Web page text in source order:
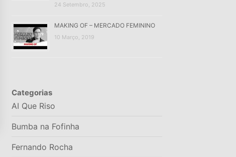
24 Setembro, 2025
MAKING OF – MERCADO FEMININO
10 Março, 2019
Categorias
AI Que Riso
Bumba na Fofinha
Fernando Rocha